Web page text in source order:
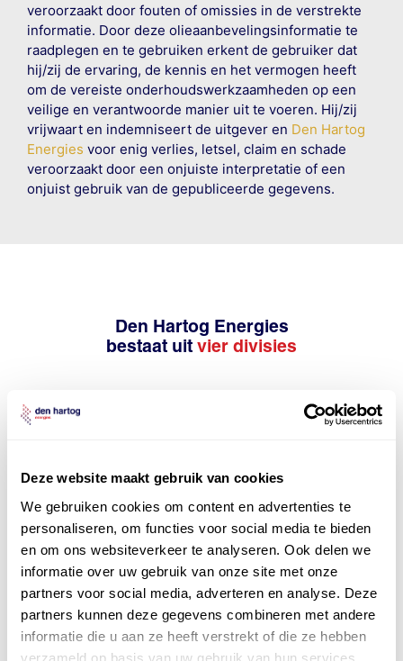
Deze website maakt gebruik van cookies
We gebruiken cookies om content en advertenties te
personaliseren, om functies voor social media te bieden
en om ons websiteverkeer te analyseren. Ook delen we
informatie over uw gebruik van onze site met onze
partners voor social media, adverteren en analyse. Deze
partners kunnen deze gegevens combineren met andere
informatie die u aan ze heeft verstrekt of die ze hebben
verzameld op basis van uw gebruik van hun services.
veroorzaakt door fouten of omissies in de verstrekte
informatie. Door deze olieaanbevelingsinformatie te
raadplegen en te gebruiken erkent de gebruiker dat
hij/zij de ervaring, de kennis en het vermogen heeft
om de vereiste onderhoudswerkzaamheden op een
veilige en verantwoorde manier uit te voeren. Hij/zij
vrijwaart en indemniseert de uitgever en Den Hartog
Energies voor enig verlies, letsel, claim en schade
veroorzaakt door een onjuiste interpretatie of een
onjuist gebruik van de gepubliceerde gegevens.
Den Hartog Energies
bestaat uit vier divisies